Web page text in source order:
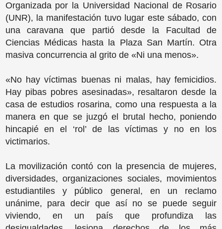
Organizada por la Universidad Nacional de Rosario
(UNR), la manifestación tuvo lugar este sábado, con
una caravana que partió desde la Facultad de
Ciencias Médicas hasta la Plaza San Martín. Otra
masiva concurrencia al grito de «Ni una menos».
«No hay víctimas buenas ni malas, hay femicidios.
Hay pibas pobres asesinadas», resaltaron desde la
casa de estudios rosarina, como una respuesta a la
manera en que se juzgó el brutal hecho, poniendo
hincapié en el ‘rol’ de las víctimas y no en los
victimarios.
La movilización contó con la presencia de mujeres,
diversidades, organizaciones sociales, movimientos
estudiantiles y público general, en un reclamo
unánime, para decir que así no se puede seguir
viviendo, en un país que profundiza las